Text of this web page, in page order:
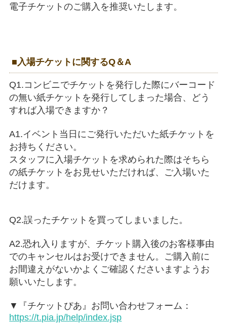
電子チケットのご購入を推奨いたします。
■入場チケットに関するQ＆A
Q1.コンビニでチケットを発行した際にバーコード
の無い紙チケットを発行してしまった場合、どう
すれば入場できますか？
A1.イベント当日にご発行いただいた紙チケットを
お持ちください。
スタッフに入場チケットを求められた際はそちら
の紙チケットをお見せいただければ、ご入場いた
だけます。
Q2.誤ったチケットを買ってしまいました。
A2.恐れ入りますが、チケット購入後のお客様事由
でのキャンセルはお受けできません。ご購入前に
お間違えがないかよくご確認くださいますようお
願いいたします。
▼『チケットぴあ』お問い合わせフォーム：
https://t.pia.jp/help/index.jsp